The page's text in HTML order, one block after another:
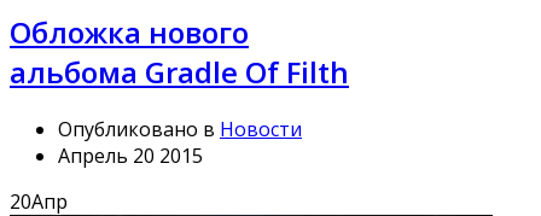
Обложка нового
альбома Gradle Of Filth
Опубликовано в Новости
Апрель 20 2015
20Апр